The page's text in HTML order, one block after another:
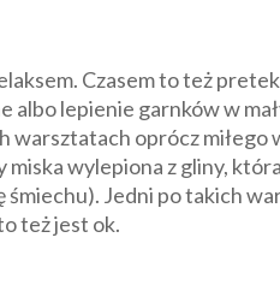
Czasem to też
lepienie garnków w
warsztatach oprócz
wylepiona z gliny,
Jedni po takich
też jest ok.